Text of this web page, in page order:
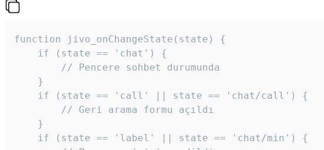
function jivo_onChangeState(state) {
    if (state == 'chat') {
        // Pencere sohbet durumunda
    }
    if (state == 'call' || state == 'chat/call') {
        // Geri arama formu açıldı
    }
    if (state == 'label' || state == 'chat/min') {